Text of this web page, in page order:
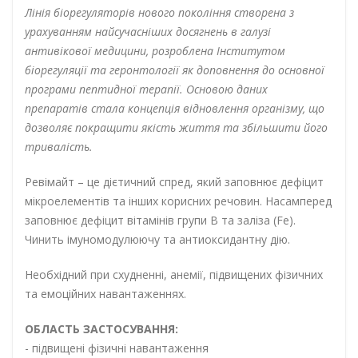
Лінія біорегуляторів нового покоління створена з
урахуванням найсучасніших досягнень в галузі
антивікової медицини, розроблена Інститутом
біорегуляції та геронтології як доповнення до основної
програми пептидної терапії. Основою даних
препаратів стала концепція відновлення організму, що
дозволяє покращити якість життя та збільшити його
тривалість.
Ревімайт – це дієтичний спред, який заповнює дефіцит
мікроелементів та інших корисних речовин. Насамперед
заповнює дефіцит вітамінів групи В та заліза (Fe).
Чинить імуномодулюючу та антиоксидантну дію.
Необхідний при схудненні, анемії, підвищених фізичних
та емоційних навантаженнях.
ОБЛАСТЬ ЗАСТОСУВАННЯ:
- підвищені фізичні навантаження